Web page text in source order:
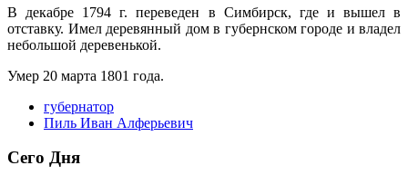
В декабре 1794 г. переведен в Симбирск, где и вышел в
отставку. Имел деревянный дом в губернском городе и владел
небольшой деревенькой.
Умер 20 марта 1801 года.
губернатор
Пиль Иван Алферьевич
Сего Дня